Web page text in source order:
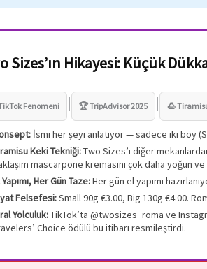
Sizes’ın Hikayesi: Küçük
Fenomeni | 🏆 TripAdvisor 2025 | 🍮
İsmi her şeyi anlatıyor — sadece iki boy
Keki Tekniği:Two Sizes’ı diğer
mascarpone kremasını çok daha yoğun
Yapımı, Her Gün Taze:Her gün el yapımı
Felsefesi:Small 90g €3.00, Big 130g €4.00.
Yolculuk:TikTok’ta @twosizes_roma ve
Choice ödülü bu itibarı resmileştirdi.